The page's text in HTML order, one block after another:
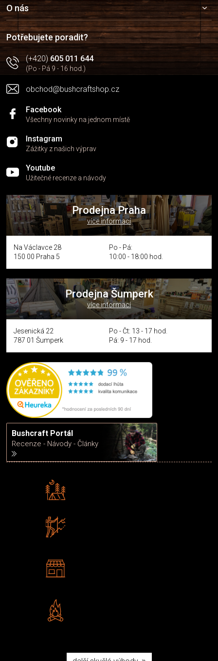
a
t
í
O nás
Potřebujete poradit?
(+420)605 011 644
(Po - Pá 9 - 16 hod.)
obchod@bushcraftshop.cz
Facebook
Všechny novinky na jednom místě
Instagram
Zážitky z našich výprav
Youtube
Užitečné recenze a návody
Prodejna Praha
více informací
Na Václavce 28
150 00 Praha 5
Po - Pá:
10:00 - 18:00 hod.
Prodejna Šumperk
více informací
Jesenická 22
787 01 Šumperk
Po - Čt: 13 - 17 hod.
Pá: 9 - 17 hod.
Bushcraft Portál
Recenze - Návody - Články